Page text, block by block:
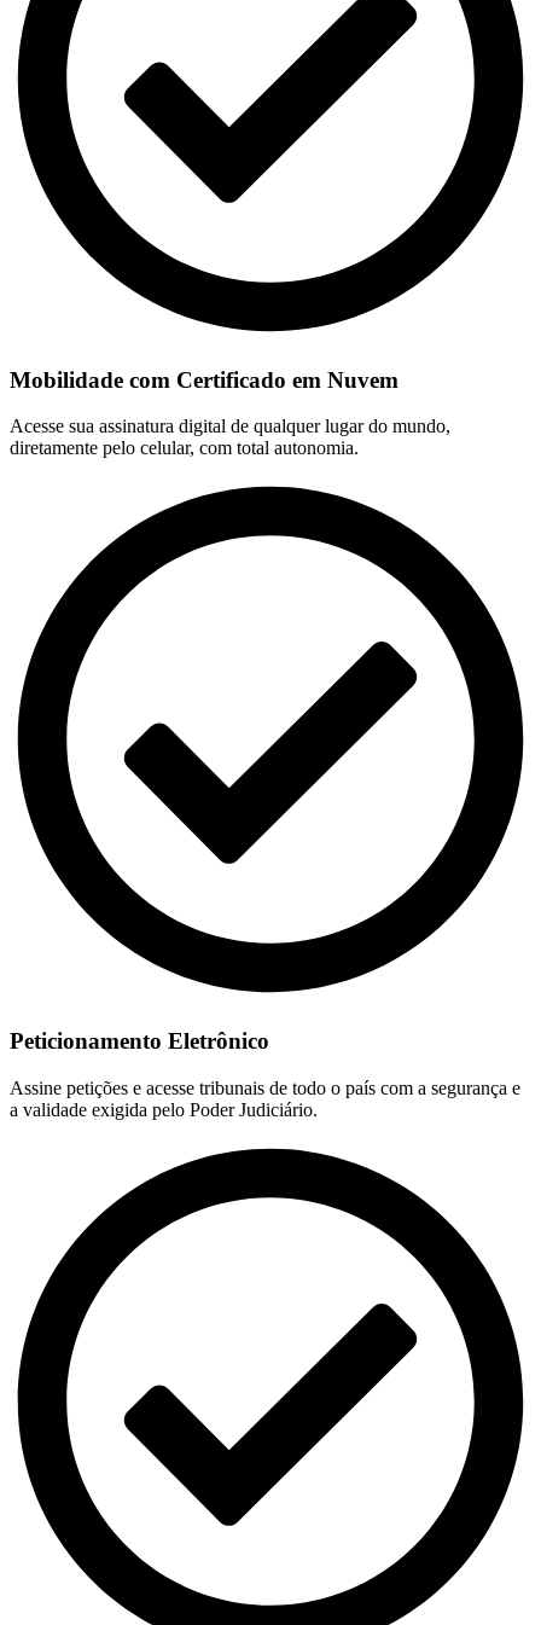
Mobilidade com Certificado em Nuvem
Acesse sua assinatura digital de qualquer lugar do mundo,
diretamente pelo celular, com total autonomia.
Peticionamento Eletrônico
Assine petições e acesse tribunais de todo o país com a segurança e
a validade exigida pelo Poder Judiciário.